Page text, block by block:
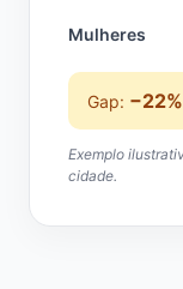
Mulheres
Gap: −22%
Exemplo
cidade.